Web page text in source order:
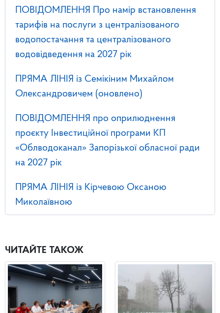
ПОВІДОМЛЕННЯ Про намір встановлення
тарифів на послуги з централізованого
водопостачання та централізованого
водовідведення на 2027 рік
ПРЯМА ЛІНІЯ із Семікіним Михайлом
Олександровичем (оновлено)
ПОВІДОМЛЕННЯ про оприлюднення
проєкту Інвестиційної програми КП
«Облводоканал» Запорізької обласної ради
на 2027 рік
ПРЯМА ЛІНІЯ із Кірчевою Оксаною
Миколаївною
ЧИТАЙТЕ ТАКОЖ